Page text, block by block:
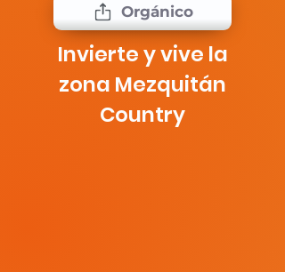
Orgánico
Invierte y vive la
zona Mezquitán
Country